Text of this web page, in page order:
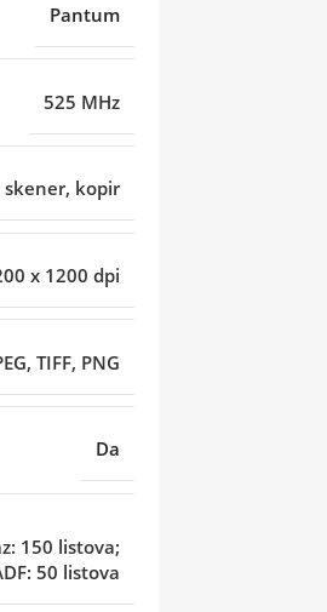
Pantum
525 MHz
skener, kopir
x 1200 dpi
TIFF, PNG
Da
150 listova;
50 listova